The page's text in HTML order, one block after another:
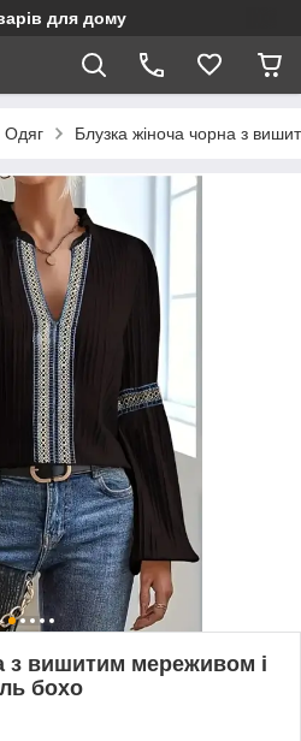
для дому
Одяг Блузка жіноча чорна з
з вишитим мереживом і
бохо